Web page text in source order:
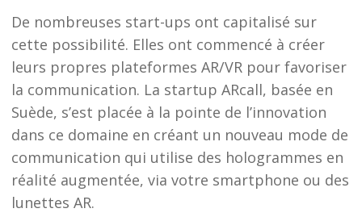
De nombreuses start-ups ont capitalisé sur
cette possibilité. Elles ont commencé à créer
leurs propres plateformes AR/VR pour favoriser
la communication. La startup ARcall, basée en
Suède, s’est placée à la pointe de l’innovation
dans ce domaine en créant un nouveau mode de
communication qui utilise des hologrammes en
réalité augmentée, via votre smartphone ou des
lunettes AR.